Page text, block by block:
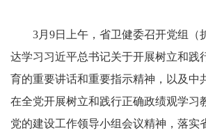
3月9日上午，省卫健委召开党组（
达学习习近平总书记关于开展树立和践
育的重要讲话和重要指示精神，以及中
在全党开展树立和践行正确政绩观学习
党的建设工作领导小组会议精神，落实